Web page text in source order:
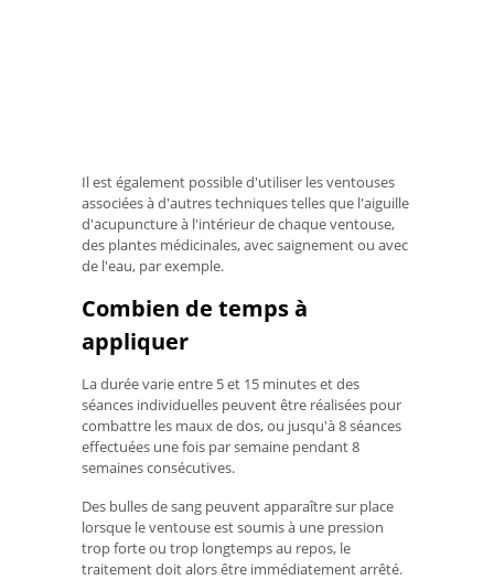
Il est également possible d'utiliser les ventouses
associées à d'autres techniques telles que l'aiguille
d'acupuncture à l'intérieur de chaque ventouse,
des plantes médicinales, avec saignement ou avec
de l'eau, par exemple.
Combien de temps à
appliquer
La durée varie entre 5 et 15 minutes et des
séances individuelles peuvent être réalisées pour
combattre les maux de dos, ou jusqu'à 8 séances
effectuées une fois par semaine pendant 8
semaines consécutives.
Des bulles de sang peuvent apparaître sur place
lorsque le ventouse est soumis à une pression
trop forte ou trop longtemps au repos, le
traitement doit alors être immédiatement arrêté.